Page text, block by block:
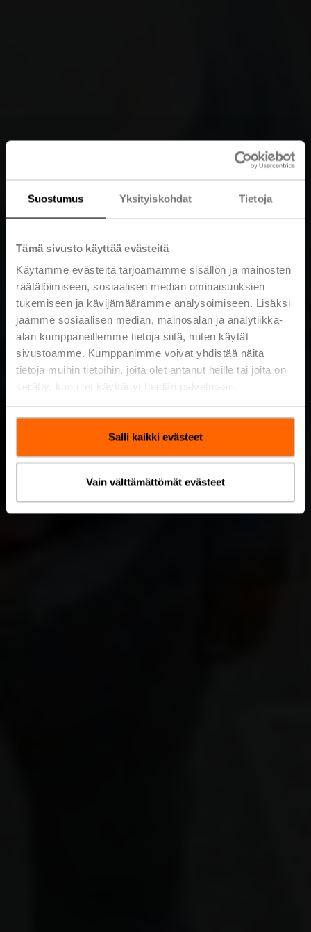
Suostumus Yksityiskohdat Tietoja
Tämä sivusto käyttää evästeitä
Käytämme evästeitä tarjoamamme sisällön ja mainosten
räätälöimiseen, sosiaalisen median ominaisuuksien
tukemiseen ja kävijämäärämme analysoimiseen. Lisäksi
jaamme sosiaalisen median, mainosalan ja analytiikka-
alan kumppaneillemme tietoja siitä, miten käytät
sivustoamme. Kumppanimme voivat yhdistää näitä
tietoja muihin tietoihin, joita olet antanut heille tai joita on
kerätty, kun olet käyttänyt heidän palvelujaan.
Salli kaikki evästeet
Vain välttämättömät evästeet